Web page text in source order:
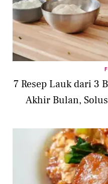
7 Resep Lauk dari 3
Akhir Bulan,